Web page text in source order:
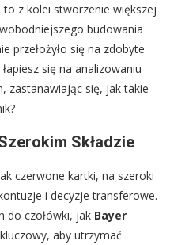
to z kolei stworzenie większej
budowania
przełożyło się na zdobyte
się na analizowaniu
zastanawiając się, jak takie
Składzie
czerwone kartki, na szeroki
i decyzje transferowe.
do czołówki, jak Bayer
aby utrzymać